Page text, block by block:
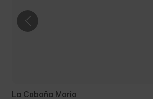
La Cabaña Maria